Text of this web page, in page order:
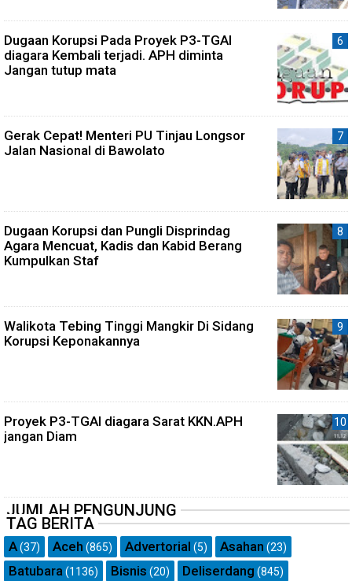
Dugaan Korupsi Pada Proyek P3-TGAI
diagara Kembali terjadi. APH diminta
Jangan tutup mata
Gerak Cepat! Menteri PU Tinjau Longsor
Jalan Nasional di Bawolato
Dugaan Korupsi dan Pungli Disprindag
Agara Mencuat, Kadis dan Kabid Berang
Kumpulkan Staf
Walikota Tebing Tinggi Mangkir Di Sidang
Korupsi Keponakannya
Proyek P3-TGAI diagara Sarat KKN.APH
jangan Diam
JUMLAH PENGUNJUNG
TAG BERITA
A(37) Aceh (865) Advertorial (5) Asahan (23)
Batubara (1136) Bisnis (20) Deliserdang (845)